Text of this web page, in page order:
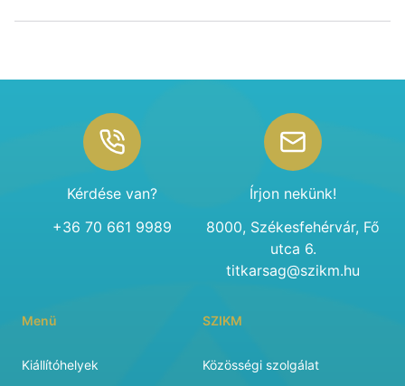
Kérdése van?
+36 70 661 9989
Írjon nekünk!
8000, Székesfehérvár, Fő
utca 6.
titkarsag@szikm.hu
Menü
Kiállítóhelyek
SZIKM
Közösségi szolgálat